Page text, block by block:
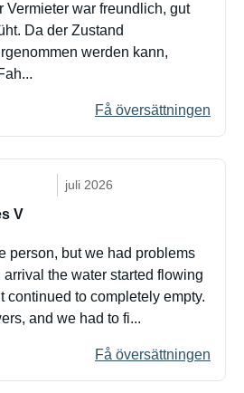
Vermieter war freundlich, gut
Da der Zustand
werden kann,
Få översättningen
juli 2026
V
person, but we had problems
the water started flowing
continued to completely empty.
and we had to fi...
Få översättningen